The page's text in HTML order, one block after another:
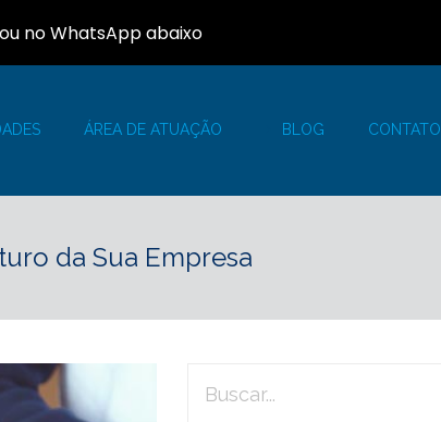
ÁREA DE ATUAÇÃO BLOG CONTATO
da Sua Empresa
no WhatsApp abaixo